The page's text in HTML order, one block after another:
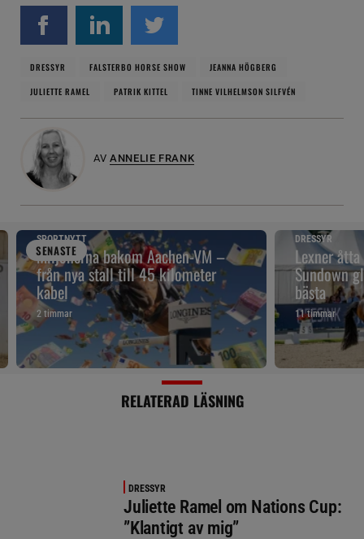
DRESSYR FALSTERBO HORSE SHOW
JEANNA HÖGBERG
JULIETTE RAMEL
PATRIK KITTEL TINNE VILHELMSON SILFVÉN
AV ANNELIE FRANK
SENASTE
SPORTNYTT
Miljonerna bakom Aachen-VM –
från nya stall till 45 kilometer
kabel
2 timmar
DRESSYR
Lexner
Sundown
bästa
11 timmar
RELATERAD LÄSNING
DRESSYR
Juliette Ramel om Nations Cup:
”Klantigt av mig”